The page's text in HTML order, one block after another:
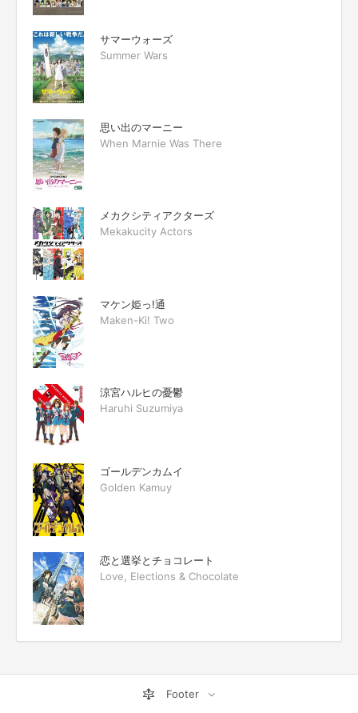
サマーウォーズ
Summer Wars
思い出のマーニー
When Marnie Was There
メカクシティアクターズ
Mekakucity Actors
マケン姫っ!通
Maken-Ki! Two
涼宮ハルヒの憂鬱
Haruhi Suzumiya
ゴールデンカムイ
Golden Kamuy
恋と選挙とチョコレート
Love, Elections & Chocolate
Footer